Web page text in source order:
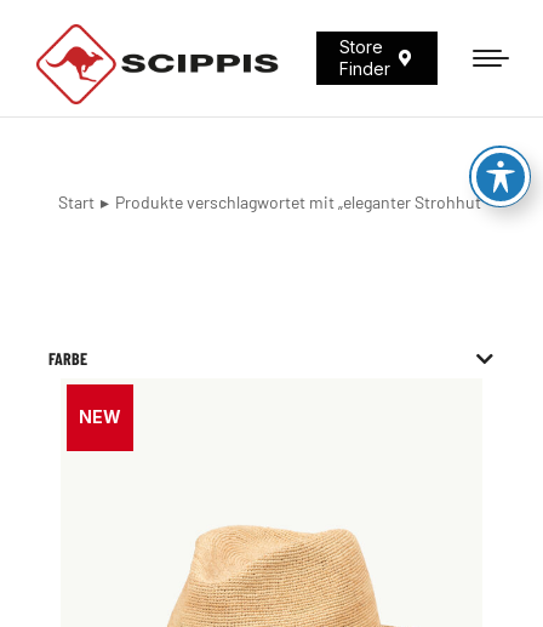
Store
Finder
Sie befinden sich hier:
Start Produkte verschlagwortet mit „eleganter Strohhut“
FARBE
NEW